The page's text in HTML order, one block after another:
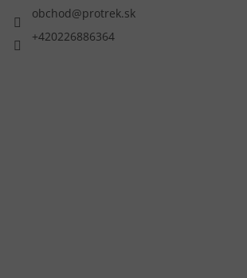
obchod@protrek.sk
+420226886364